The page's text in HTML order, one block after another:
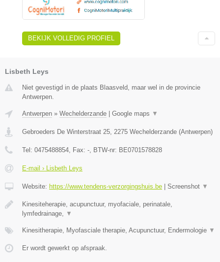
BEKIJK VOLLEDIG PROFIEL
Lisbeth Leys
Niet gevestigd in de plaats Blaasveld, maar wel in de provincie
Antwerpen.
Antwerpen » Wechelderzande Google maps ▼
Gebroeders De Winterstraat 25, 2275 Wechelderzande (Antwerpen)
Tel: 0475488854, Fax: -, BTW-nr: BE0701578828
E-mail › Lisbeth Leys
Website: https://www.tendens-verzorgingshuis.be Screenshot ▼
Kinesiteherapie, acupunctuur, myofaciale, perinatale,
lymfedrainage, ▼
Kinesitherapie, Myofasciale therapie, Acupunctuur, Endermologie ▼
Er wordt gewerkt op afspraak.